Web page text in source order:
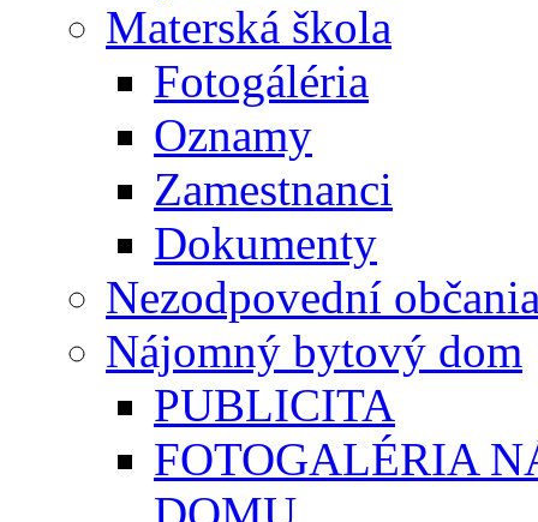
Materská škola
Fotogáléria
Oznamy
Zamestnanci
Dokumenty
Nezodpovední
Nájomný bytový dom
PUBLICITA
FOTOGALÉRIA